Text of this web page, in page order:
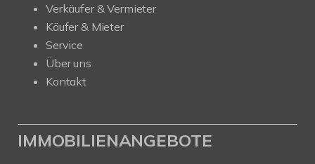
Verkäufer & Vermieter
Käufer & Mieter
Service
Über uns
Kontakt
IMMOBILIENANGEBOTE